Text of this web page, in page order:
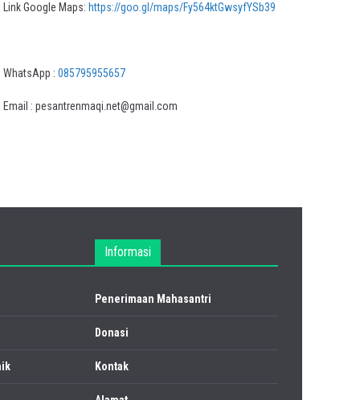
Link Google Maps: https://goo.gl/maps/Fy564ktGwsyfYSb39
WhatsApp : 085795955657
Email : pesantrenmaqi.net@gmail.com
Informasi
Penerimaan Mahasantri
Donasi
Kontak